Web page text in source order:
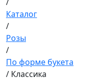
Каталог
/
Розы
/
По форме букета
/ Классика